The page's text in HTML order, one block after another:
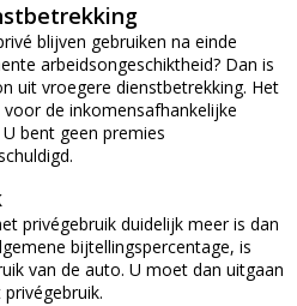
blijven gebruiken na einde
arbeidsongeschiktheid? Dan is
uit vroegere dienstbetrekking. Het
de inkomensafhankelijke
bent geen premies
privégebruik duidelijk meer is dan
bijtellingspercentage, is
van de auto. U moet dan uitgaan